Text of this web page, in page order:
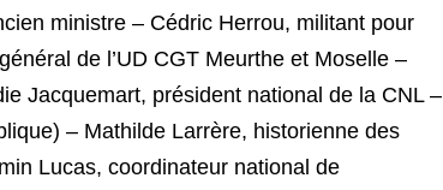
ministre – Cédric Herrou, militant pour
de l’UD CGT Meurthe et Moselle –
Jacquemart, président national de la CNL –
– Mathilde Larrère, historienne des
Lucas, coordinateur national de